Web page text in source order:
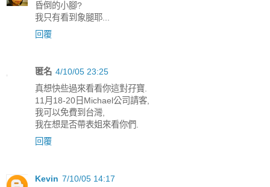
昏倒的小腳?
我只有看到象腿耶...
回覆
匿名 4/10/05 23:25
真想快些過來看看你這對孖寶.
11月18-20日Michael公司請客,
我可以免費到台灣,
我在想是否帶表姐來看你們.
回覆
Kevin 7/10/05 14:17